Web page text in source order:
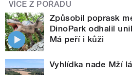
VÍCE Z POŘADU
Způsobil poprask
DinoPark odhalil
Má peří i kůži
Vyhlídka nade Mží